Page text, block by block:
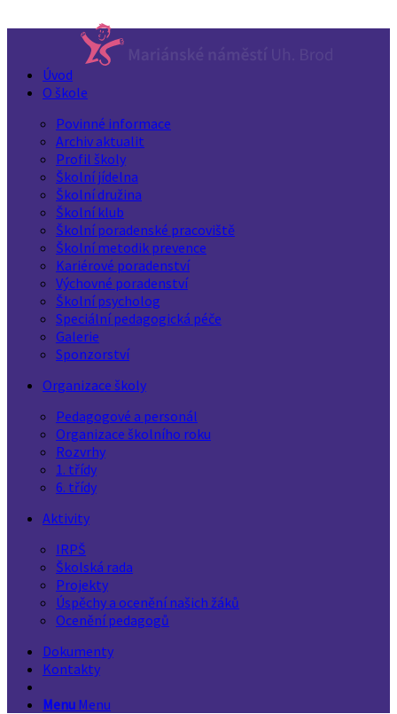
Úvod
O škole
Povinné informace
Archiv aktualit
Profil školy
Školní jídelna
Školní družina
Školní klub
Školní poradenské pracoviště
Školní metodik prevence
Kariérové poradenství
Výchovné poradenství
Školní psycholog
Speciální pedagogická péče
Galerie
Sponzorství
Organizace školy
Pedagogové a personál
Organizace školního roku
Rozvrhy
1. třídy
6. třídy
Aktivity
IRPŠ
Školská rada
Projekty
Úspěchy a ocenění našich žáků
Ocenění pedagogů
Dokumenty
Kontakty
Menu Menu